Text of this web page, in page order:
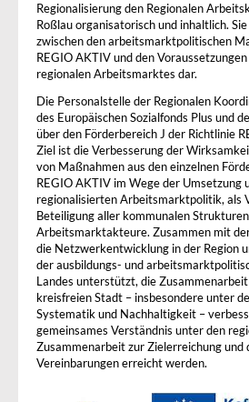
Regionalisierung den Regionalen
Roßlau organisatorisch und inhaltlich.
zwischen den arbeitsmarktpolitischen
REGIO AKTIV und den
regionalen Arbeitsmarktes dar.
Die Personalstelle der Regionalen
des Europäischen Sozialfonds Plus und
über den Förderbereich J der Richtlinie
Ziel ist die Verbesserung der
von Maßnahmen aus den einzelnen
REGIO AKTIV im Wege der Umsetzung
regionalisierten Arbeitsmarktpolitik, als
Beteiligung aller kommunalen
Arbeitsmarktakteure. Zusammen mit
die Netzwerkentwicklung in der Region
der ausbildungs- und
Landes unterstützt, die
kreisfreien Stadt – insbesondere unter
Systematik und Nachhaltigkeit –
gemeinsames Verständnis unter den
Zusammenarbeit zur Zielerreichung und
Vereinbarungen erreicht werden.